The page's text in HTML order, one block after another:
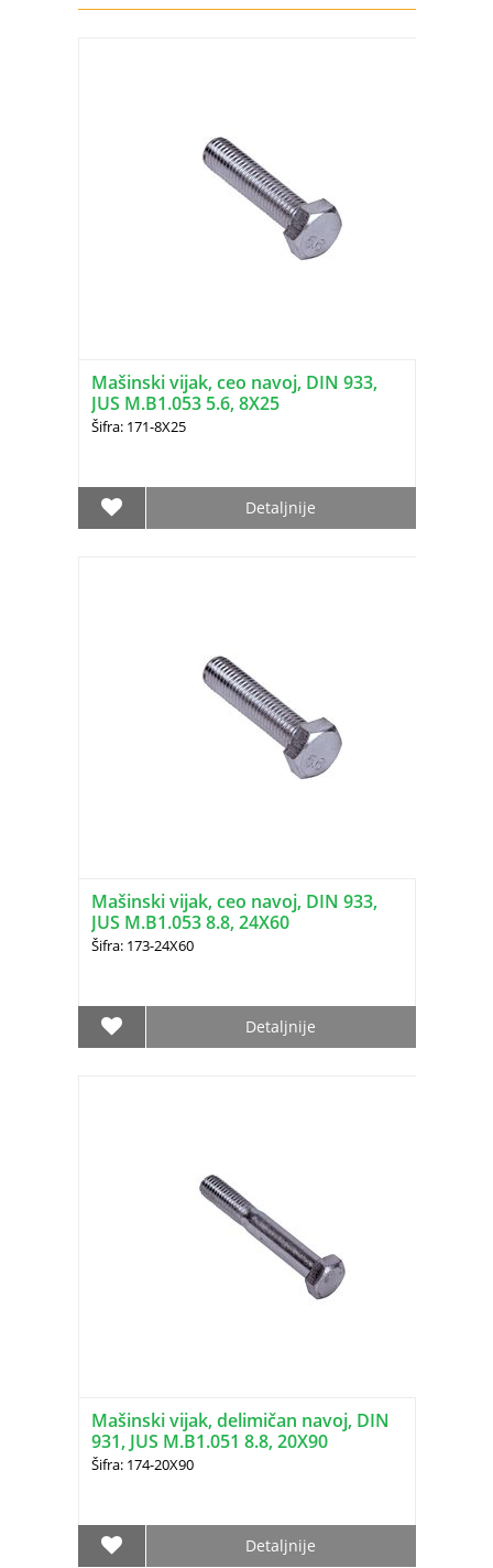
Mašinski vijak, ceo navoj, DIN 933,
JUS M.B1.053 5.6, 8X25
Šifra: 171-8X25
Detaljnije
Mašinski vijak, ceo navoj, DIN 933,
JUS M.B1.053 8.8, 24X60
Šifra: 173-24X60
Detaljnije
Mašinski vijak, delimičan navoj, DIN
931, JUS M.B1.051 8.8, 20X90
Šifra: 174-20X90
Detaljnije